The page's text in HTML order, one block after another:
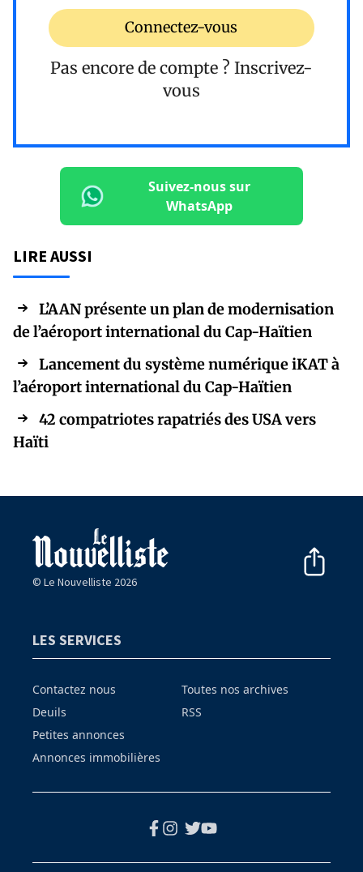
Connectez-vous
Pas encore de compte ? Inscrivez-
vous
Suivez-nous sur
WhatsApp
LIRE AUSSI
L’AAN présente un plan de modernisation
de l’aéroport international du Cap-Haïtien
Lancement du système numérique iKAT à
l’aéroport international du Cap-Haïtien
42 compatriotes rapatriés des USA vers
Haïti
© Le Nouvelliste 2026
LES SERVICES
Contactez nous
Deuils
Petites annonces
Annonces immobilières
Toutes nos archives
RSS